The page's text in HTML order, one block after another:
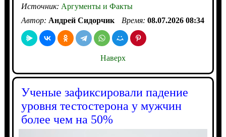
Источник: Аргументы и Факты
Автор: Андрей Сидорчик Время: 08.07.2026 08:34
Наверх
Ученые зафиксировали падение
уровня тестостерона у мужчин
более чем на 50%